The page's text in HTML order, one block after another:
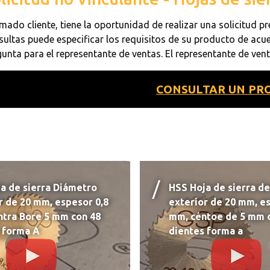
cliente, tiene la oportunidad de realizar una solicitud
puede especificar los requisitos de su producto de
para el representante de ventas. El representante de
CONSULTAR UN
de sierra Diámetro
20 mm, espesor 0,8
Bore 5 mm con 48
A
HSS Hoja de sierra
exterior de 20 mm,
mm, céntoe de 5 mm
dientes forma a